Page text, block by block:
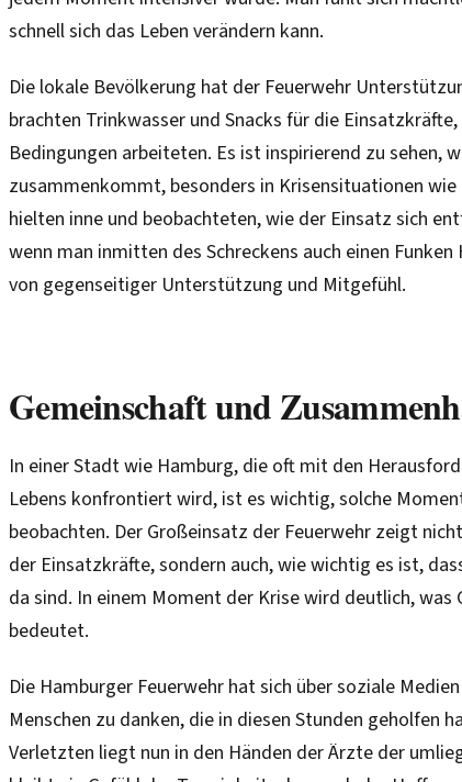
schnell sich das Leben verändern kann.
Die lokale Bevölkerung hat der Feuerwehr
brachten Trinkwasser und Snacks für die
Bedingungen arbeiteten. Es ist inspirierend zu sehen,
zusammenkommt, besonders in Krisensituationen wie
hielten inne und beobachteten, wie der Einsatz sich
wenn man inmitten des Schreckens auch einen
von gegenseitiger Unterstützung und Mitgefühl.
Gemeinschaft und
In einer Stadt wie Hamburg, die oft mit den
Lebens konfrontiert wird, ist es wichtig, solche
beobachten. Der Großeinsatz der Feuerwehr zeigt
der Einsatzkräfte, sondern auch, wie wichtig es ist,
da sind. In einem Moment der Krise wird deutlich, was
bedeutet.
Die Hamburger Feuerwehr hat sich über soziale
Menschen zu danken, die in diesen Stunden geholfen
Verletzten liegt nun in den Händen der Ärzte der